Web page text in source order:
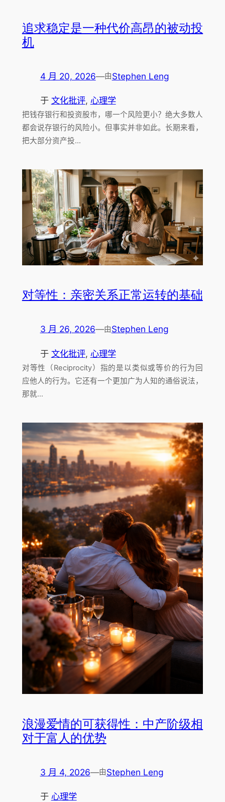
追求稳定是一种代价高昂的被动投
机
4 月 20, 2026—由Stephen Leng
于 文化批评, 心理学
把钱存银行和投资股市，哪一个风险更小？绝大多数人
都会说存银行的风险小。但事实并非如此。长期来看，
把大部分资产投…
对等性：亲密关系正常运转的基础
3 月 26, 2026—由Stephen Leng
于 文化批评, 心理学
对等性（Reciprocity）指的是以类似或等价的行为回
应他人的行为。它还有一个更加广为人知的通俗说法，
那就…
浪漫爱情的可获得性：中产阶级相
对于富人的优势
3 月 4, 2026—由Stephen Leng
于 心理学